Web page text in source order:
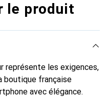
le produit
représente les exigences,
boutique française
avec élégance.